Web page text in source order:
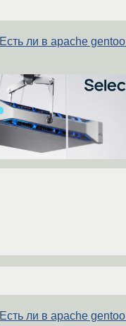
Есть ли в apache
Есть ли в apache